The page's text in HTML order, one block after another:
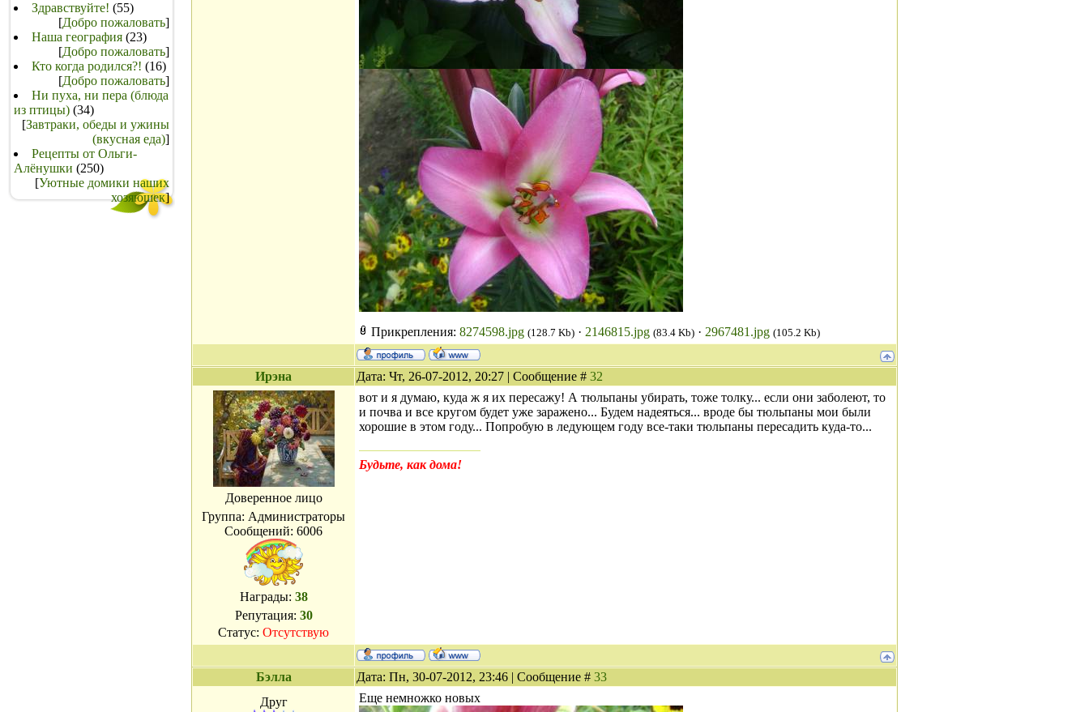
Здравствуйте! (55)
[Добро пожаловать]
Наша география (23)
[Добро пожаловать]
Кто когда родился?! (16)
[Добро пожаловать]
Ни пуха, ни пера (блюда
из птицы) (34)
[Завтраки, обеды и ужины
(вкусная еда)]
Рецепты от Ольги-
Алёнушки (250)
[Уютные домики наших
хозяюшек]
Прикрепления: 8274598.jpg (128.7 Kb) · 2146815.jpg (83.4 Kb) · 2967481.jpg (105.2 Kb)
Ирэна Дата: Чт, 26-07-2012, 20:27 | Сообщение # 32
Доверенное лицо
Группа: Администраторы
Сообщений: 6006
Награды: 38
Репутация: 30
Статус: Отсутствую
вот и я думаю, куда ж я их пересажу! А тюльпаны убирать, тоже толку... если они заболеют, то
и почва и все кругом будет уже заражено... Будем надеяться... вроде бы тюльпаны мои были
хорошие в этом году... Попробую в ледующем году все-таки тюльпаны пересадить куда-то...
Будьте, как дома!
Бэлла Дата: Пн, 30-07-2012, 23:46 | Сообщение # 33
Друг
Еще немножко новых